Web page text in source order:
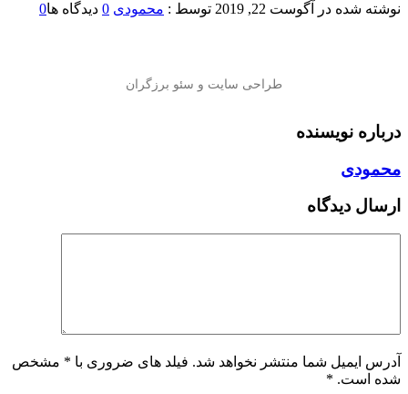
نوشته شده در آگوست 22, 2019 توسط : محمودی 0 دیدگاه ها0
درباره نویسنده
محمودی
ارسال دیدگاه
آدرس ایمیل شما منتشر نخواهد شد. فیلد های ضروری با * مشخص
شده است. *